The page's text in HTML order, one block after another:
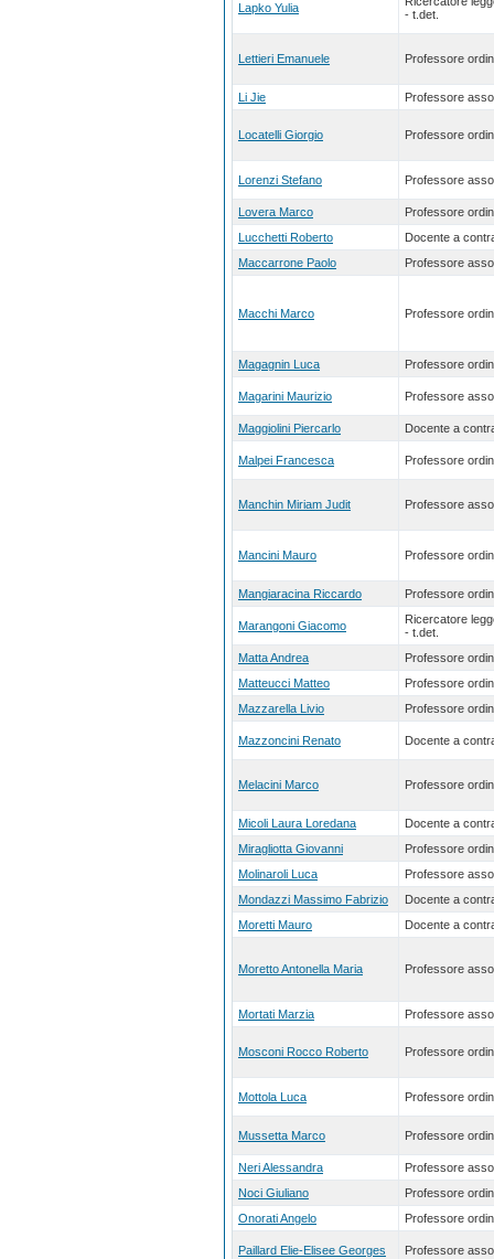
Lapko Yulia
- t.det.
Lettieri Emanuele Professore
Li Jie Professore
Locatelli Giorgio Professore
Lorenzi Stefano Professore
Lovera Marco
Professore
Lucchetti Roberto
Docente a
Maccarrone Paolo
Professore
Macchi Marco Professore
Magagnin Luca Professore
Magarini Maurizio Professore
Maggiolini Piercarlo Docente a
Malpei Francesca Professore
Manchin Miriam Judit Professore
Mancini Mauro Professore
Mangiaracina Riccardo Professore
Marangoni Giacomo
Ricercatore
- t.det.
Matta Andrea
Professore
Matteucci Matteo
Professore
Mazzarella Livio
Professore
Mazzoncini Renato Docente a
Melacini Marco Professore
Micoli Laura Loredana
Docente a
Miragliotta Giovanni
Professore
Molinaroli Luca
Professore
Mondazzi Massimo Fabrizio
Docente a
Moretti Mauro
Docente a
Moretto Antonella Maria Professore
Mortati Marzia Professore
Mosconi Rocco Roberto Professore
Mottola Luca Professore
Mussetta Marco Professore
Neri Alessandra
Professore
Noci Giuliano
Professore
Onorati Angelo
Professore
Paillard Elie-Elisee Georges Professore